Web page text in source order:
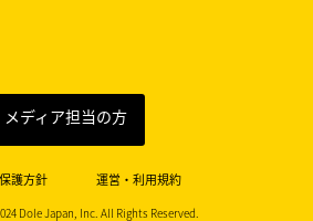
メディア担当の方
護方針 運営・利用規約
Dole Japan, Inc. All Rights Reserved.